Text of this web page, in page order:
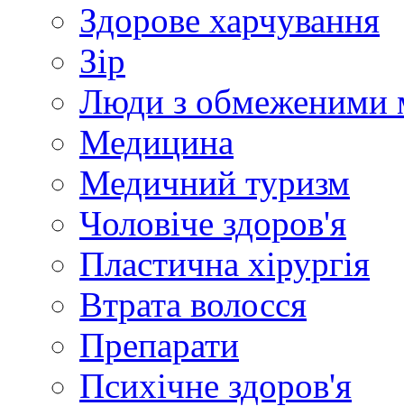
Здорове харчування
Зір
Люди з обмеженими
Медицина
Медичний туризм
Чоловіче здоров'я
Пластична хірургія
Втрата волосся
Препарати
Психічне здоров'я